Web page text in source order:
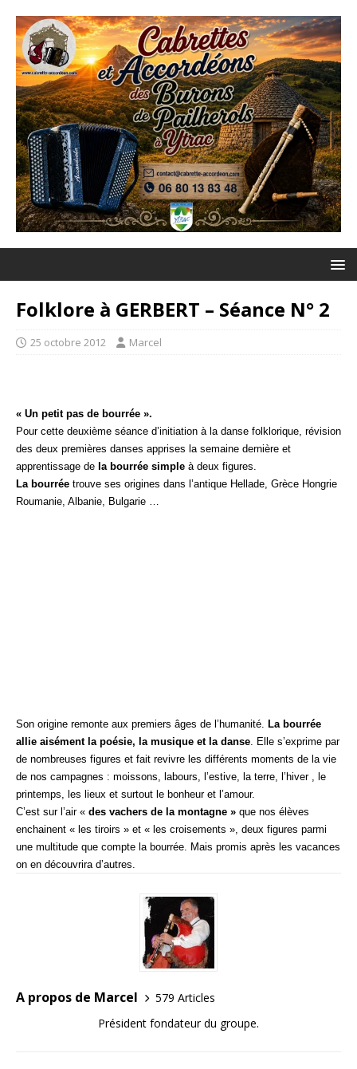
Folklore à GERBERT – Séance N° 2
25 octobre 2012 Marcel
« Un petit pas de bourrée ».
Pour cette deuxième séance d’initiation à la danse folklorique, révision
des deux premières danses apprises la semaine dernière et
apprentissage de la bourrée simple à deux figures.
La bourrée trouve ses origines dans l’antique Hellade, Grèce Hongrie
Roumanie, Albanie, Bulgarie …
Son origine remonte aux premiers âges de l’humanité. La bourrée
allie aisément la poésie, la musique et la danse. Elle s’exprime par
de nombreuses figures et fait revivre les différents moments de la vie
de nos campagnes : moissons, labours, l’estive, la terre, l’hiver , le
printemps, les lieux et surtout le bonheur et l’amour.
C’est sur l’air « des vachers de la montagne » que nos élèves
enchainent « les tiroirs » et « les croisements », deux figures parmi
une multitude que compte la bourrée. Mais promis après les vacances
on en découvrira d’autres.
A propos de Marcel
579 Articles
Président fondateur du groupe.